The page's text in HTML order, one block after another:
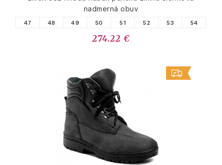
nadmerná obuv
47 48 49 50 51 52 53 54
274.22 €